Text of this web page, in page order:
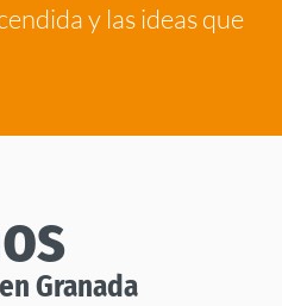
y las ideas que
Granada